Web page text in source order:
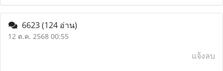
6623(124 อ่าน)
12 ต.ค. 2568 00:55
แจ้งลบ